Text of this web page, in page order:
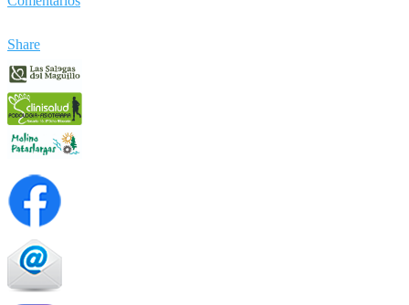
Share